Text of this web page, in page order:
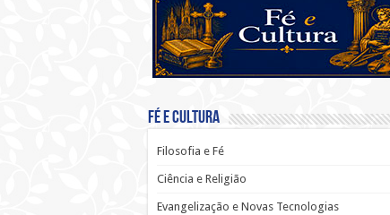
Fé e Cultura
Filosofia e Fé
Ciência e Religião
Evangelização e Novas Tecnologias